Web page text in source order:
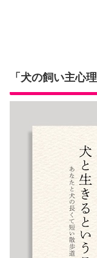
「犬の飼い主心